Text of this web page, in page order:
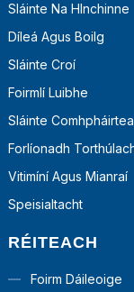
Sláinte Na HInchinne
Díleá Agus Boilg
Sláinte Croí
Foirmlí Luibhe
Sláinte
Forlíonadh
Vitimíní Agus Mianraí
Speisialtacht
RÉITEACH
Foirm Dáileoige